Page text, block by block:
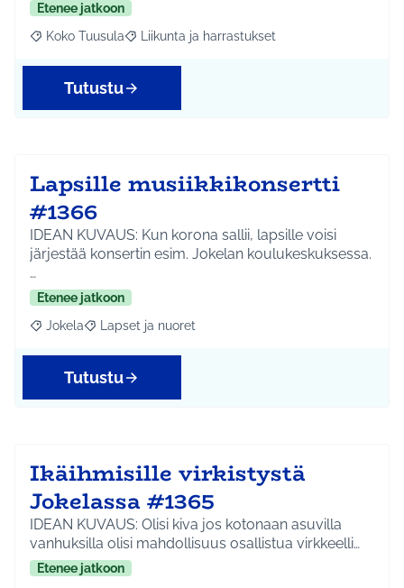
Etenee jatkoon
Rajaa tulokset aihepiirin mukaan: Koko Tuusula
Koko Tuusula Rajaa tulokset teeman mukaan: Liikunta ja
Liikunta ja harrastukset
Tutustu
Lapsille musiikkikonsertti
#1366
IDEAN KUVAUS: Kun korona sallii, lapsille voisi
järjestää konsertin esim. Jokelan koulukeskuksessa.
…
Etenee jatkoon
Rajaa tulokset aihepiirin mukaan: Jokela
Jokela Rajaa tulokset teeman mukaan: Lapset ja nuoret
Lapset ja nuoret
Tutustu
Ikäihmisille virkistystä
Jokelassa #1365
IDEAN KUVAUS: Olisi kiva jos kotonaan asuvilla
vanhuksilla olisi mahdollisuus osallistua virkkeelli…
Etenee jatkoon